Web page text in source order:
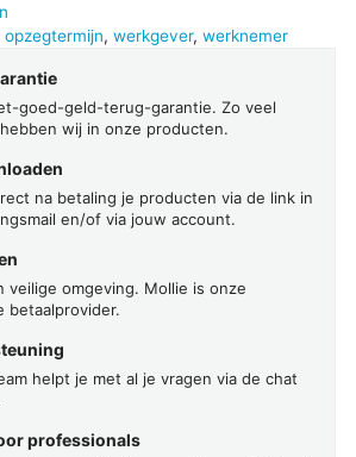
opzegtermijn, werkgever, werknemer
goed-geld-terug-garantie. Zo veel
wij in onze producten.
na betaling je producten via de link in
en/of via jouw account.
veilige omgeving. Mollie is onze
betaalprovider.
helpt je met al je vragen via de chat
professionals